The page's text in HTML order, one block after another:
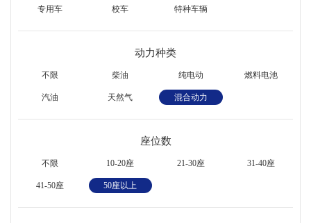
专用车 校车 特种车辆
动力种类
不限 柴油 纯电动 燃料电池
汽油 天然气 混合动力
座位数
不限 10-20座 21-30座 31-40座
41-50座 50座以上